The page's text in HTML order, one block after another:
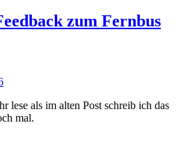
zum Fernbus
lese als im alten Post schreib ich das
mal.